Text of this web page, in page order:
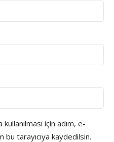
için adım, e-
tarayıcıya kaydedilsin.